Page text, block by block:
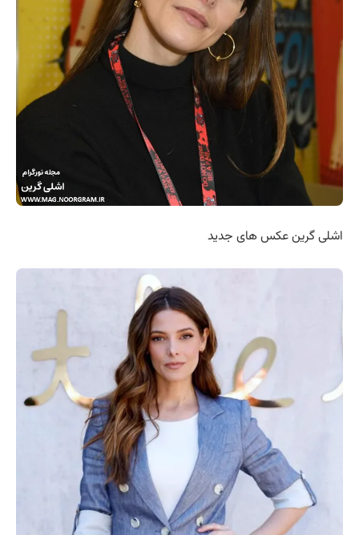
اشلی گرین عکس های جدید